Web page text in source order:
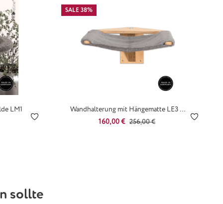
LM1
Bewertung von 5 von 5 Sternen
SALE 38%
Wandhalterung mit Hängematte LE3 B-
Ware Farbe Birke Classicsilber
Verkaufspreis:
160,00 € Regulärer Preis:
256,00 €
sollte